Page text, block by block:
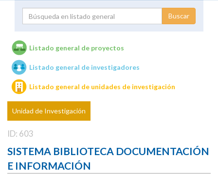
Unidades de investigación
Listado general de proyectos
Listado general de investigadores
Listado general de unidades de investigación
Unidad de Investigación
ID: 603
SISTEMA BIBLIOTECA DOCUMENTACIÓN
E INFORMACIÓN